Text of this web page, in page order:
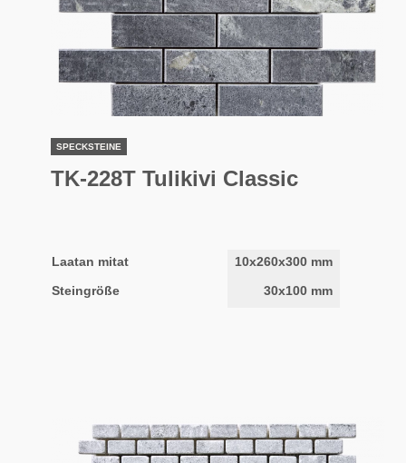
SPECKSTEINE
TK-228T Tulikivi Classic
Laatan mitat
10x260x300 mm
Steingröße
30x100 mm